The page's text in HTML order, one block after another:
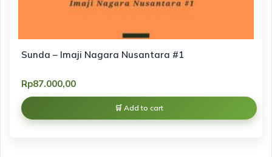
Sunda – Imaji Nagara Nusantara #1
Rp87.000,00
Add to cart